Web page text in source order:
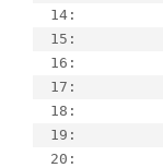
  14:
  15:
  16:
  17:
  18:
  19:
  20: